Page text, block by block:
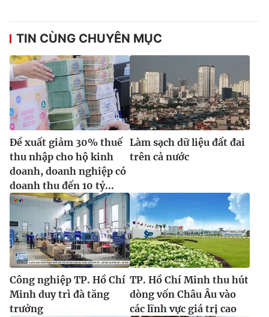
TIN CÙNG CHUYÊN MỤC
Đề xuất giảm 30% thuế
thu nhập cho hộ kinh
doanh, doanh nghiệp có
doanh thu đến 10 tỷ...
Làm sạch dữ liệu đất đai
trên cả nước
Công nghiệp TP. Hồ Chí
Minh duy trì đà tăng
trưởng
TP. Hồ Chí Minh thu hút
dòng vốn Châu Âu vào
các lĩnh vực giá trị cao